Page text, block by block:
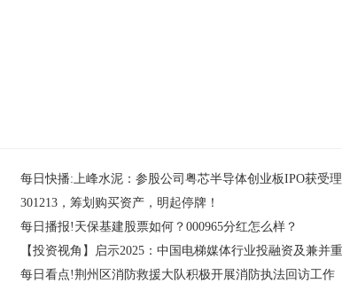
每日快播:上峰水泥：参股公司粤芯半导体创业板IPO获受理
301213，筹划购买资产，明起停牌！
每日播报!天保基建股票如何？000965分红怎么样？
每日看点!荆州区消防救援大队积极开展消防执法回访工作